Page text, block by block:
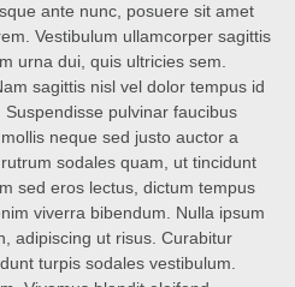
ante nunc, posuere sit amet
Vestibulum ullamcorper sagittis
urna dui, quis ultricies sem.
sagittis nisl vel dolor tempus id
pulvinar faucibus
neque sed justo auctor a
sodales quam, ut tincidunt
sed eros lectus, dictum tempus
viverra bibendum. Nulla ipsum
adipiscing ut risus. Curabitur
turpis sodales vestibulum.